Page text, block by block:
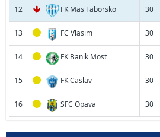
12 FK Mas Taborsko 30
13 FC Vlasim 30
14 FK Banik Most 30
15 FK Caslav 30
16 SFC Opava 30